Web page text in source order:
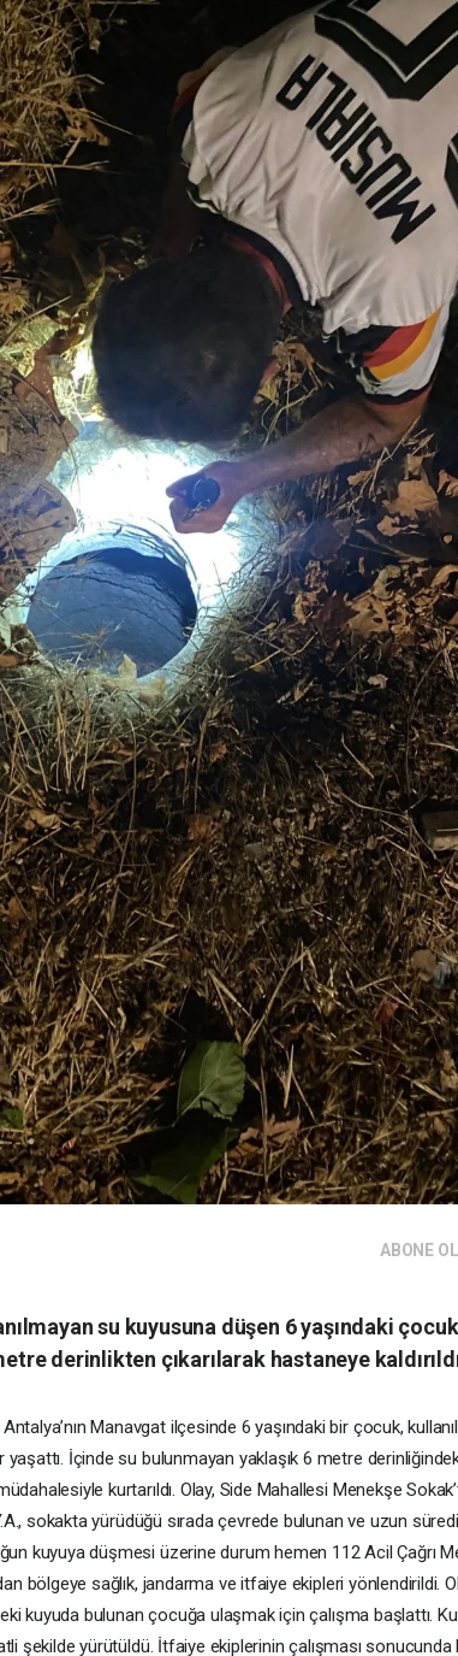
ABONE OL
su kuyusuna düşen 6 yaşındaki
derinlikten çıkarılarak hastaneye
Manavgat ilçesinde 6 yaşındaki bir çocuk,
İçinde su bulunmayan yaklaşık 6 metre
kurtarıldı. Olay, Side Mahallesi Menekşe
sokakta yürüdüğü sırada çevrede bulunan ve uzun süredir
kuyuya düşmesi üzerine durum hemen 112 Acil Çağrı
bölgeye sağlık, jandarma ve itfaiye ekipleri yönlendirildi.
kuyuda bulunan çocuğa ulaşmak için çalışma başlattı.
şekilde yürütüldü. İtfaiye ekiplerinin çalışması